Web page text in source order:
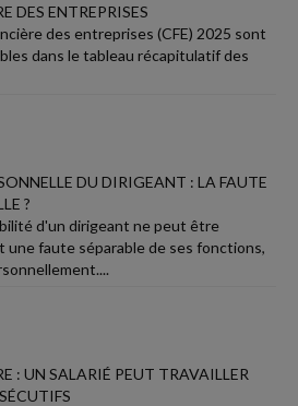
DES ENTREPRISES
des entreprises (CFE) 2025 sont
dans le tableau récapitulatif des
DU DIRIGEANT : LA FAUTE
?
d'un dirigeant ne peut être
une faute séparable de ses fonctions,
: UN SALARIÉ PEUT TRAVAILLER